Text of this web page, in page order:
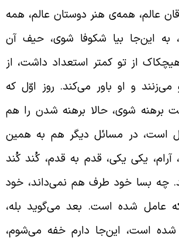
همه‌‌ی هنر دوستان عالم، همه
این‌جا بیا شکوفا شوی، حیف آن
از تو کمتر استعداد داشت، از
و او باور می‌کند. روز اوّل که
برهنه شوی، حالا برهنه شدن را هم
در مسائل دیگر هم به همین
یکی یکی، قدم به قدم، کُند کُند
بسا خود طرف هم نمی‌داند، خود
عامل شده است. بعد می‌گوید بله،
است، این‌جا دارم خفه می‌شوم،